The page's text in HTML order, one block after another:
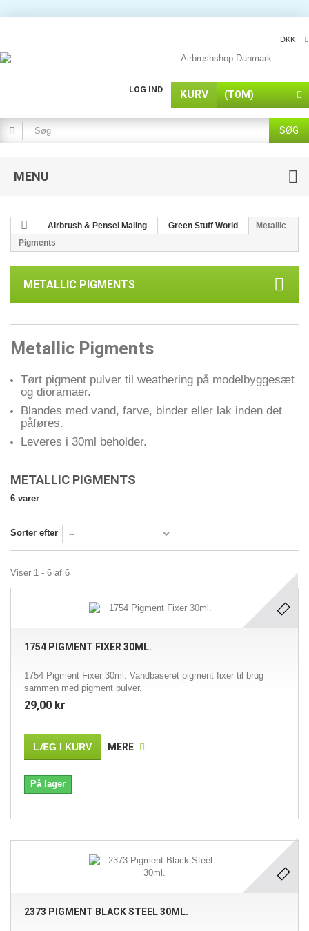
DKK
KURV (TOM)
LOG IND
SØG
MENU
Airbrush & Pensel Maling Green Stuff World
Metallic
Pigments
METALLIC PIGMENTS
Metallic Pigments
Tørt pigment pulver til weathering på modelbyggesæt
og dioramaer.
Blandes med vand, farve, binder eller lak inden det
påføres.
Leveres i 30ml beholder.
METALLIC PIGMENTS
6 varer
Sorter efter
Viser 1 - 6 af 6
1754 PIGMENT FIXER 30ML.
1754 Pigment Fixer 30ml. Vandbaseret pigment fixer til brug
sammen med pigment pulver.
29,00 kr
LÆG I KURV MERE
På lager
2373 PIGMENT BLACK STEEL 30ML.